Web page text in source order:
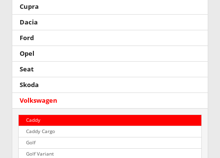
Cupra
Dacia
Ford
Opel
Seat
Skoda
Volkswagen
Caddy
Caddy Cargo
Golf
Golf Variant